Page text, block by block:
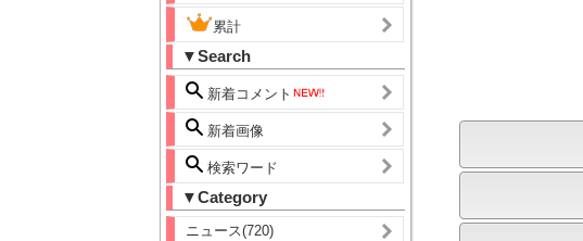
累計
▼Search
新着コメント
新着画像
検索ワード
▼Category
ニュース(720)